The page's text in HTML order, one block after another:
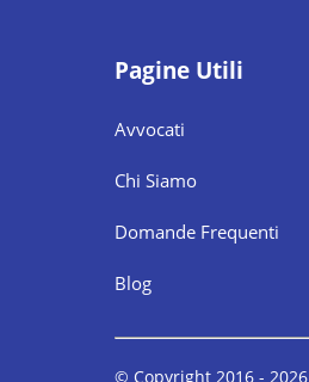
Pagine Utili
Avvocati
Chi Siamo
Domande Frequenti
Blog
© Copyright 2016 - 2026